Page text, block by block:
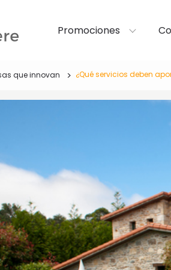
Promociones
que innovan ¿Qué servicios deben